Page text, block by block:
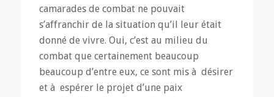
camarades de combat ne pouvait
s’affranchir de la situation qu’il leur était
donné de vivre. Oui, c’est au milieu du
combat que certainement beaucoup
beaucoup d’entre eux, ce sont mis à désirer
et à espérer le projet d’une paix